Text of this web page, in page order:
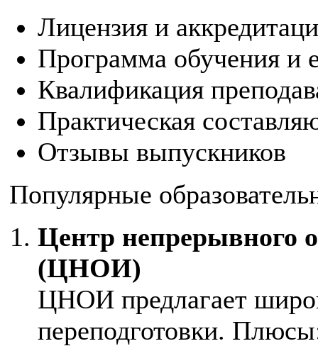
Лицензия и
Программа обучения и
Квалификация
Практическая
Отзывы выпускников
Популярные
Центр непрерывного
(ЦНОИ)
ЦНОИ предлагает
переподготовки.